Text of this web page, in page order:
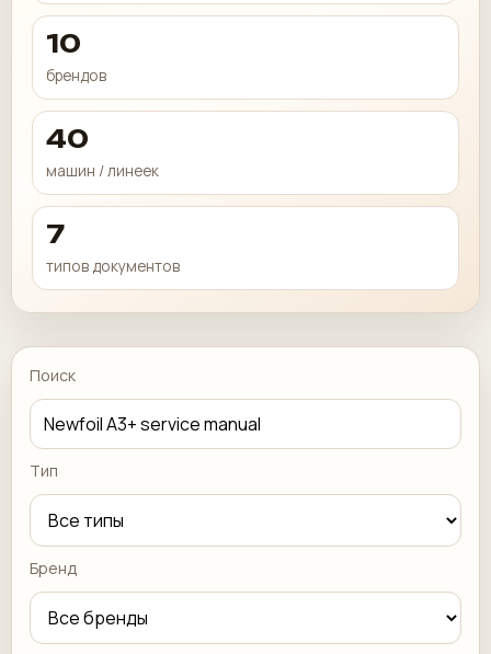
10
брендов
40
машин / линеек
7
типов документов
Поиск
Тип
Бренд